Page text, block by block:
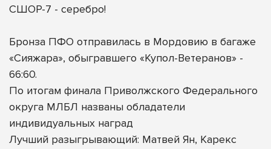
СШОР-7 - серебро!
Бронза ПФО отправилась в Мордовию в багаже
«Сияжара», обыгравшего «Купол-Ветеранов» -
66:60.
По итогам финала Приволжского Федерального
округа МЛБЛ названы обладатели
индивидуальных наград
Лучший разыгрывающий: Матвей Ян, Карекс